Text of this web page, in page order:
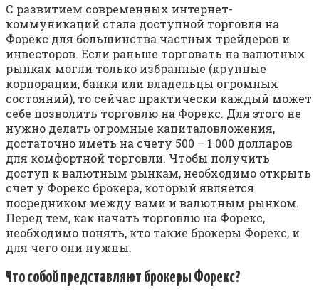
С развитием современных интернет-
коммуникаций стала доступной торговля на
Форекс для большинства частных трейдеров и
инвесторов. Если раньше торговать на валютных
рынках могли только избранные (крупные
корпорации, банки или владельцы огромных
состояний), то сейчас практически каждый может
себе позволить торговлю на Форекс. Для этого не
нужно делать огромные капиталовложения,
достаточно иметь на счету 500 – 1 000 долларов
для комфортной торговли. Чтобы получить
доступ к валютным рынкам, необходимо открыть
счет у Форекс брокера, который является
посредником между вами и валютным рынком.
Перед тем, как начать торговлю на Форекс,
необходимо понять, кто такие брокеры Форекс, и
для чего они нужны.
Что собой представляют брокеры Форекс?